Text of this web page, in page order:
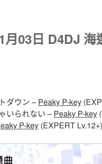
月03日 D4DJ 海
ダウン – Peaky P-key
いられない – Peaky P-key
P-key (EXPERT Lv.12+)